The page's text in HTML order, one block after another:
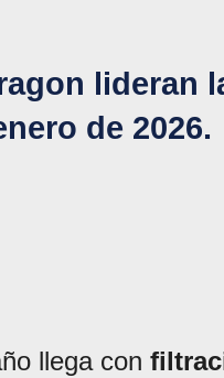
lideran
de 2026.
llega con